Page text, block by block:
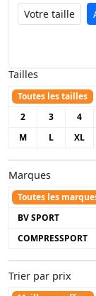
Tailles
Toutes les tailles
2
3 4
M
L XL
Marques
Toutes les
BV SPORT
COMPRESSPORT
Trier par prix